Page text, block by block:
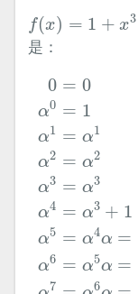
f(x) = 1 + x3
f(x = x + 4
是：
0 = 0
α0 = 1
α1 = α1
α2 = α2
α3 = α3
α4 = α3 + 1
α5 = α4α =
α6 = α5α =
7 6
0 =1